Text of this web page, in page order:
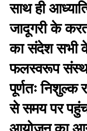
साथ ही
जादूगरी के
का संदेश सभी
फलस्वरूप
पूर्णतः निशुल्क
से समय पर